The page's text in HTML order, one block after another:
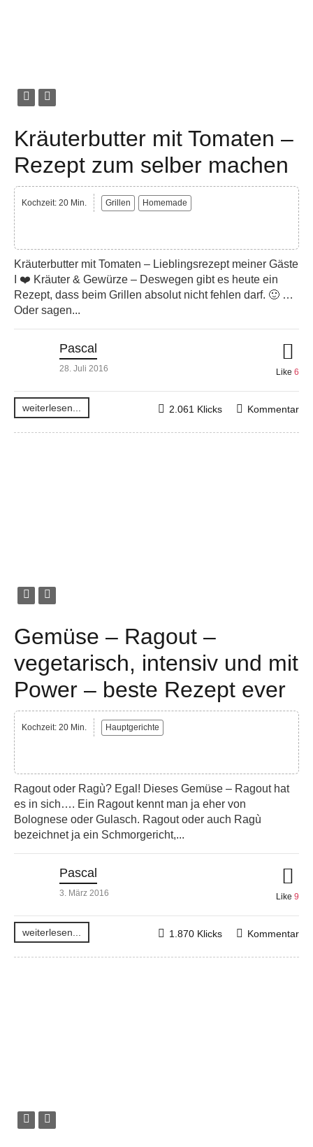
Kräuterbutter mit Tomaten –
Rezept zum selber machen
Kochzeit: 20 Min. Grillen Homemade
Kräuterbutter mit Tomaten – Lieblingsrezept meiner Gäste
I ❤️ Kräuter & Gewürze – Deswegen gibt es heute ein
Rezept, dass beim Grillen absolut nicht fehlen darf. 🙂 …
Oder sagen...
Pascal
28. Juli 2016 Like 6
weiterlesen... Kommentar
2.061 Klicks
Gemüse – Ragout –
vegetarisch, intensiv und mit
Power – beste Rezept ever
Kochzeit: 20 Min. Hauptgerichte
Ragout oder Ragù? Egal! Dieses Gemüse – Ragout hat
es in sich…. Ein Ragout kennt man ja eher von
Bolognese oder Gulasch. Ragout oder auch Ragù
bezeichnet ja ein Schmorgericht,...
Pascal
3. März 2016 Like 9
weiterlesen... Kommentar
1.870 Klicks